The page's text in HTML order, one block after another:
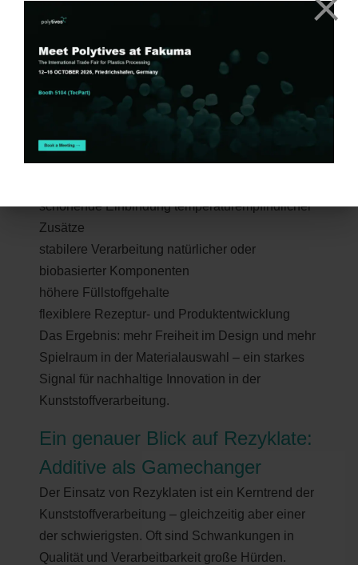
Spielräume erweitern, ohne
Materialeigenschaften zu
verlieren
erweitern polymere Additive das Prozessfenster
schonende Einbindung temperaturempfindlicher
Zusätze
stabilere Verarbeitung natürlicher oder
biobasierter Komponenten
höhere Füllstoffgehalte
flexiblere Rezeptur- und Produktentwicklung
Das Ergebnis: mehr Freiheit im Design und mehr
Spielraum in der Materialauswahl – ein starkes
Signal für nachhaltige Innovation in der
Kunststoffverarbeitung.
Ein genauer Blick auf Rezyklate:
Additive als Gamechanger
Der Einsatz von Rezyklaten ist ein Kerntrend der
Kunststoffverarbeitung – gleichzeitig aber einer
der schwierigsten. Oft sind Schwankungen in
Qualität und Verarbeitbarkeit große Hürden.